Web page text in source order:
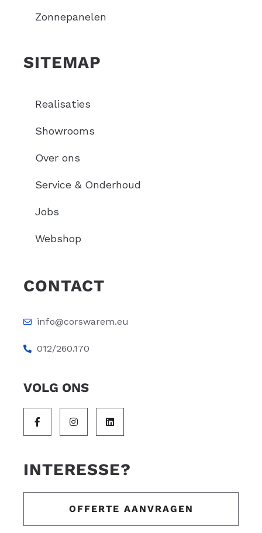
Zonnepanelen
SITEMAP
Realisaties
Showrooms
Over ons
Service & Onderhoud
Jobs
Webshop
CONTACT
info@corswarem.eu
012/260.170
VOLG ONS
INTERESSE?
OFFERTE AANVRAGEN